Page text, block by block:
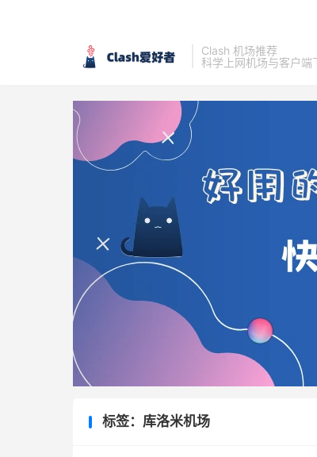
Clash 机场推荐
科学上网机场与客户端
标签：库洛米机场